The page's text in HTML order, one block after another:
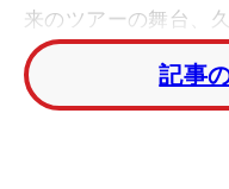
来のツアーの舞台、
ら幸せに感じていた
トップでシャフトが
記事